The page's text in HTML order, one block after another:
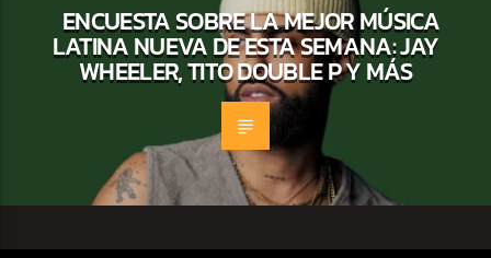
ENCUESTA SOBRE LA MEJOR MÚSICA
LATINA NUEVA DE ESTA SEMANA: JAY
WHEELER, TITO DOUBLE P Y MÁS